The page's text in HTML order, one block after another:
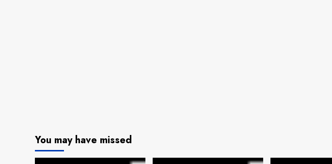
You may have missed